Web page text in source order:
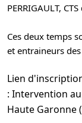
PERRIGAULT,
Ces deux temps
et entraineurs
Lien
: Intervention
Haute Garonne